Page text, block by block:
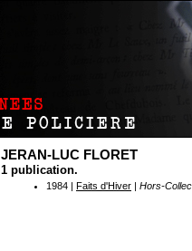
JERAN-LUC FLORET
1 publication.
1984 | Faits d'Hiver | Hors-